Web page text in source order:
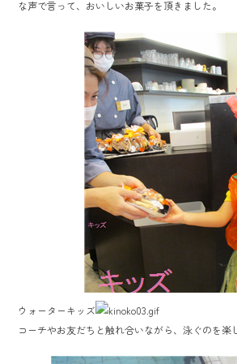
な声で言って、おいしいお菓子を頂きました。
ウォーターキッズ
コーチやお友だちと触れ合いながら、泳ぐのを楽